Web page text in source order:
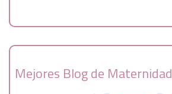
Mejores Blog de Maternidad